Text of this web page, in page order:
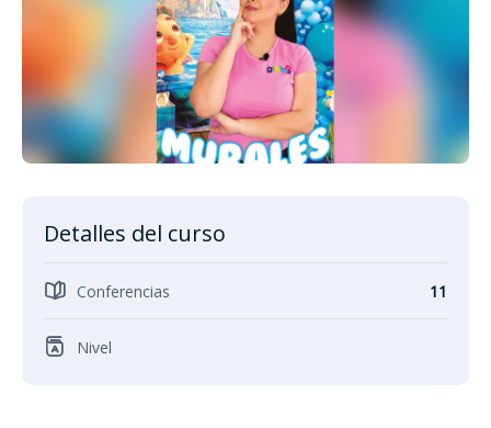
Detalles del curso
Conferencias 11
Nivel